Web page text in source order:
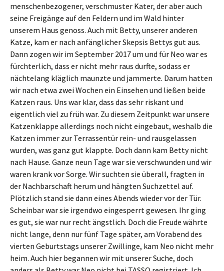
menschenbezogener, verschmuster Kater, der aber auch
seine Freigänge auf den Feldern und im Wald hinter
unserem Haus genoss. Auch mit Betty, unserer anderen
Katze, kam er nach anfänglicher Skepsis Bettys gut aus.
Dann zogen wir im September 2017 um und für Neo war es
fürchterlich, dass er nicht mehr raus durfte, sodass er
nächtelang kläglich maunzte und jammerte. Darum hatten
wir nach etwa zwei Wochen ein Einsehen und ließen beide
Katzen raus. Uns war klar, dass das sehr riskant und
eigentlich viel zu früh war. Zu diesem Zeitpunkt war unsere
Katzenklappe allerdings noch nicht eingebaut, weshalb die
Katzen immer zur Terrassentür rein- und rausgelassen
wurden, was ganz gut klappte. Doch dann kam Betty nicht
nach Hause. Ganze neun Tage war sie verschwunden und wir
waren krank vor Sorge. Wir suchten sie überall, fragten in
der Nachbarschaft herum und hängten Suchzettel auf.
Plötzlich stand sie dann eines Abends wieder vor der Tür.
Scheinbar war sie irgendwo eingesperrt gewesen. Ihr ging
es gut, sie war nur recht ängstlich. Doch die Freude währte
nicht lange, denn nur fünf Tage später, am Vorabend des
vierten Geburtstags unserer Zwillinge, kam Neo nicht mehr
heim. Auch hier begannen wir mit unserer Suche, doch